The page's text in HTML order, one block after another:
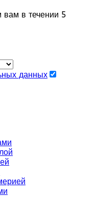
вам в течении 5
данных